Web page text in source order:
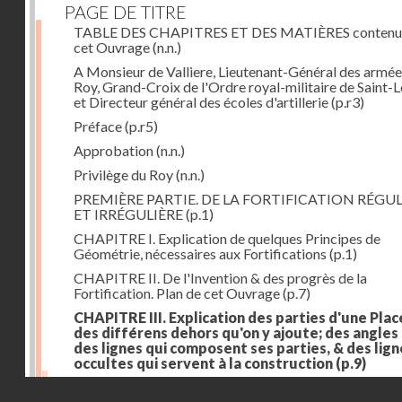
PAGE DE TITRE
TABLE DES CHAPITRES ET DES MATIÈRES
cet Ouvrage(n.n.)
A Monsieur de Valliere, Lieutenant-Général des
Roy, Grand-Croix de l'Ordre royal-militaire de Saint-
et Directeur général des écoles d'artillerie(p.r3)
Préface(p.r5)
Approbation(n.n.)
Privilège du Roy(n.n.)
PREMIÈRE PARTIE. DE LA FORTIFICATION
ET IRRÉGULIÈRE(p.1)
CHAPITRE I. Explication de quelques Principes de
Géométrie, nécessaires aux Fortifications (p.1)
CHAPITRE II. De l'Invention & des progrès de la
Fortification. Plan de cet Ouvrage(p.7)
CHAPITRE III. Explication des parties d'une
des différens dehors qu'on y ajoute; des angles
des lignes qui composent ses parties, & des
occultes qui servent à la construction (p.9)
Des lignes & des angles qui composent les parties